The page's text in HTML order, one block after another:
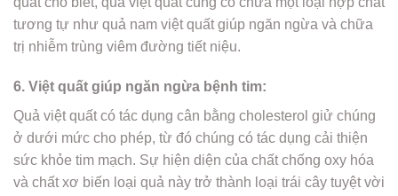
tương tự như quả nam việt quất giúp ngăn ngừa và chữa
trị nhiễm trùng viêm đường tiết niệu.
6. Việt quất giúp ngăn ngừa bệnh tim:
Quả việt quất có tác dụng cân bằng cholesterol giử chúng
ở dưới mức cho phép, từ đó chúng có tác dụng cải thiện
sức khỏe tim mạch. Sự hiện diện của chất chống oxy hóa
và chất xơ biến loại quả này trở thành loại trái cây tuyệt vời